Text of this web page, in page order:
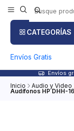
CATEGORÍAS
Envíos Gratis
Envíos
Inicio Audio y Video
Audífonos HP DHH-